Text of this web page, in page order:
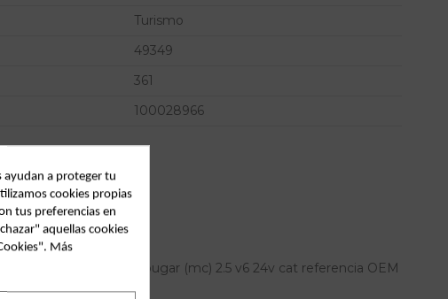
Turismo
49349
361
100028966
05-09
para ford cougar (mc) 2.5 v6 24v cat referencia OEM
ayudan a proteger tu
cookies propias
tus preferencias en
aquellas cookies
Más